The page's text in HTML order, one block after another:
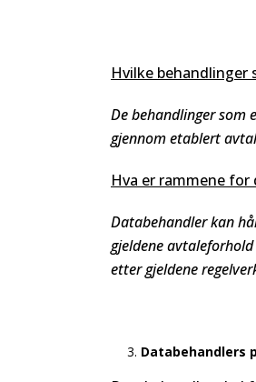
Hvilke
De behandlinger som
gjennom etablert
Hva er rammene
Databehandler kan
gjeldene
etter gjeldene
Databehandlers